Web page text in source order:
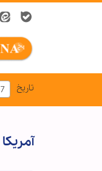
تاریخ
آمریکا